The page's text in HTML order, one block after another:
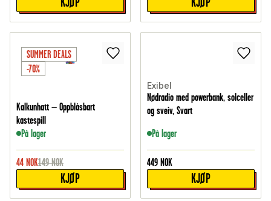
SUMMER DEALS
-70%
Kalkunhatt – Oppblåsbart
kastespill
På lager
44 NOK149 NOK
KJØP
Exibel
Nødradio med powerbank, solceller
og sveiv, Svart
På lager
449 NOK
KJØP